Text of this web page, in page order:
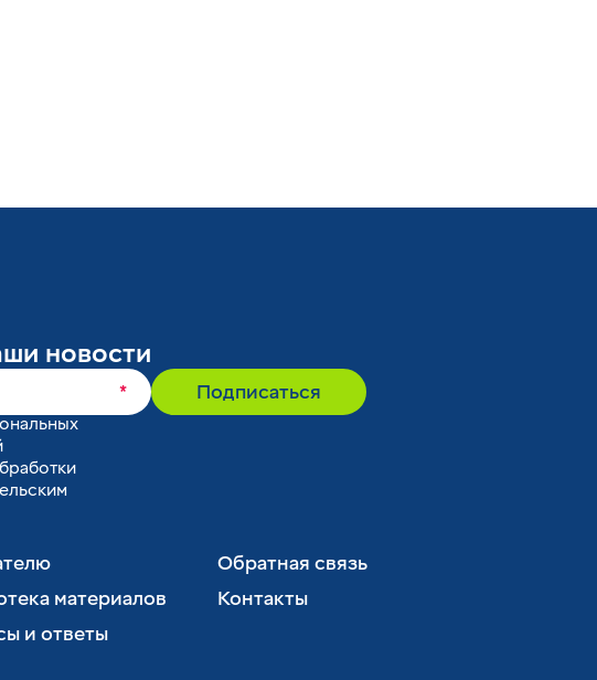
новости
* Подписаться
материалов
и ответы
Обратная связь
Контакты